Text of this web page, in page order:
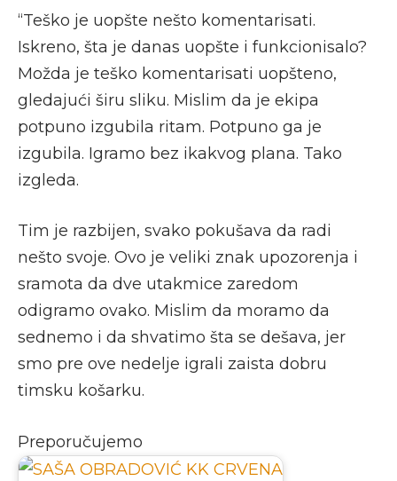
“Teško je uopšte nešto komentarisati.
Iskreno, šta je danas uopšte i funkcionisalo?
Možda je teško komentarisati uopšteno,
gledajući širu sliku. Mislim da je ekipa
potpuno izgubila ritam. Potpuno ga je
izgubila. Igramo bez ikakvog plana. Tako
izgleda.
Tim je razbijen, svako pokušava da radi
nešto svoje. Ovo je veliki znak upozorenja i
sramota da dve utakmice zaredom
odigramo ovako. Mislim da moramo da
sednemo i da shvatimo šta se dešava, jer
smo pre ove nedelje igrali zaista dobru
timsku košarku.
Preporučujemo